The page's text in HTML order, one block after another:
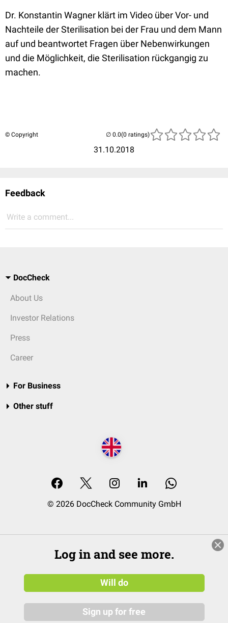
Dr. Konstantin Wagner klärt im Video über Vor- und
Nachteile der Sterilisation bei der Frau und dem Mann
auf und beantwortet Fragen über Nebenwirkungen
und die Möglichkeit, die Sterilisation rückgangig zu
machen.
© Copyright
31.10.2018
(0 ratings)
Feedback
Write a comment...
DocCheck
About Us
Investor Relations
Press
Career
For Business
Other stuff
© 2026 DocCheck Community GmbH
Log in and see more.
Will do
Sign up for free